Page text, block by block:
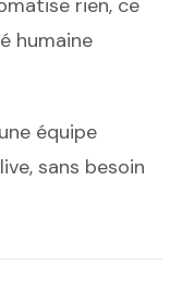
rien, ce
humaine
équipe
sans besoin